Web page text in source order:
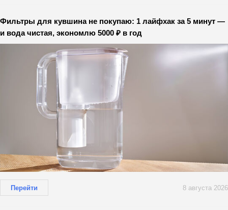
Фильтры для кувшина не покупаю: 1 лайфхак за 5 минут —
и вода чистая, экономлю 5000 ₽ в год
Перейти 8 августа 2026